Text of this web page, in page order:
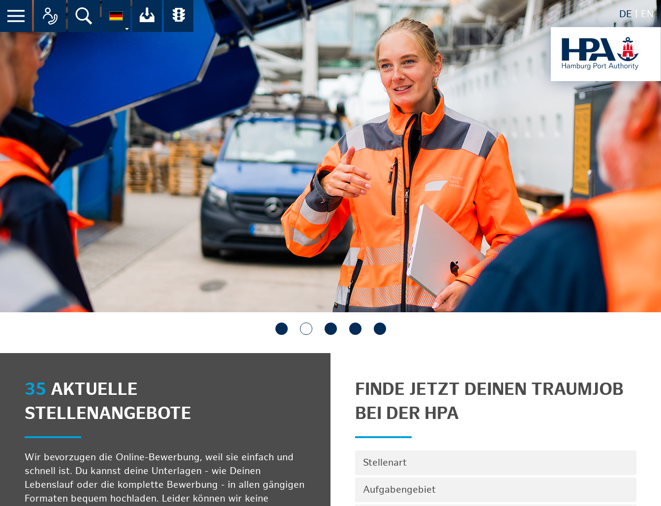
DE EN
Suche Ihr Download-Center der HPA
Übersicht aller Verkehrsmeldungen im Hafen am
35 AKTUELLE
STELLENANGEBOTE
Wir bevorzugen die Online-Bewerbung, weil sie einfach und
schnell ist. Du kannst deine Unterlagen - wie Deinen
Lebenslauf oder die komplette Bewerbung - in allen gängigen
Formaten bequem hochladen. Leider können wir keine
FINDE JETZT DEINEN TRAUMJOB
BEI DER HPA
Stellenart
Aufgabengebiet